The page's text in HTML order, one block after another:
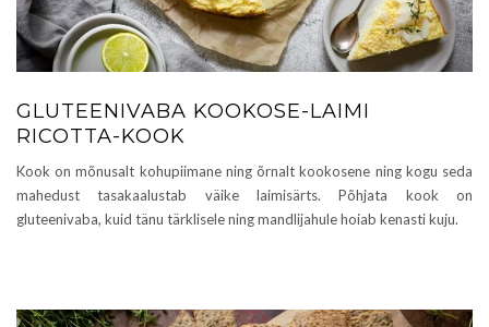
GLUTEENIVABA KOOKOSE-LAIMI
RICOTTA-KOOK
Kook on mõnusalt kohupiimane ning õrnalt kookosene ning kogu seda
mahedust tasakaalustab väike laimisärts. Põhjata kook on
gluteenivaba, kuid tänu tärklisele ning mandlijahule hoiab kenasti kuju.